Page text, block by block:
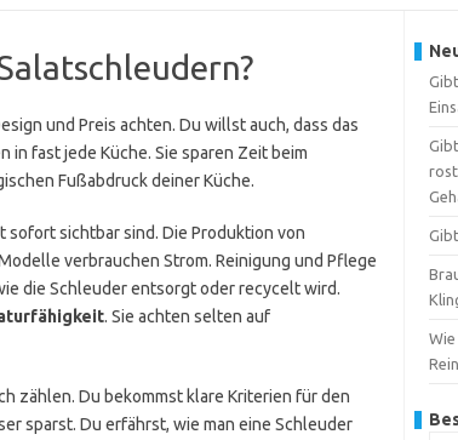
und Preis achten. Du willst auch, dass das
fast jede Küche. Sie sparen Zeit beim
Fußabdruck deiner Küche.
sichtbar sind. Die Produktion von
verbrauchen Strom. Reinigung und Pflege
die Schleuder entsorgt oder recycelt wird.
. Sie achten selten auf
zählen. Du bekommst klare Kriterien für den
sparst. Du erfährst, wie man eine Schleuder